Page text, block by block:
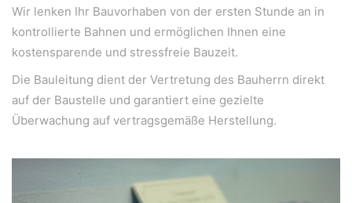
Wir lenken Ihr Bauvorhaben von der ersten Stunde an in
kontrollierte Bahnen und ermöglichen Ihnen eine
kostensparende und stressfreie Bauzeit.
Die Bauleitung dient der Vertretung des Bauherrn direkt
auf der Baustelle und garantiert eine gezielte
Überwachung auf vertragsgemäße Herstellung.